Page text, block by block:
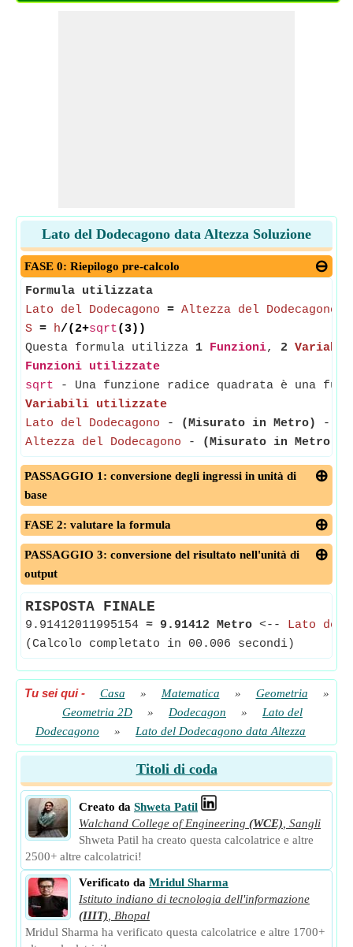
Lato del Dodecagono data Altezza Soluzione
FASE 0: Riepilogo pre-calcolo
Formula utilizzata
Lato del Dodecagono = Altezza del Dodecagono
S = h/(2+sqrt(3))
Questa formula utilizza 1 Funzioni, 2
Funzioni utilizzate
sqrt - Una funzione radice quadrata è una
Variabili utilizzate
Lato del Dodecagono - (Misurato in Metro)
-
Altezza del Dodecagono - (Misurato in Metro)
PASSAGGIO 1: conversione degli ingressi in unità di
base
FASE 2: valutare la formula
PASSAGGIO 3: conversione del risultato nell'unità di
output
RISPOSTA FINALE
9.91412011995154 ≈ 9.91412 Metro <-- Lato del
(Calcolo completato in 00.006 secondi)
Tu sei qui- Casa » Matematica » Geometria
»
Geometria 2D
» Dodecagon »
Lato del
Dodecagono
» Lato del Dodecagono data Altezza
Titoli di coda
Creato da Shweta Patil
Walchand College of Engineering (WCE) Sangli
Shweta Patil ha creato questa calcolatrice e altre
2500+ altre calcolatrici!
Verificato da Mridul Sharma
Istituto indiano di tecnologia dell'informazione
(IIIT)
Bhopal
Mridul Sharma ha verificato questa calcolatrice e altre 1700+